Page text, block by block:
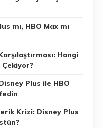
mı, HBO Max mı
Hangi
Plus ile HBO
Krizi: Disney Plus